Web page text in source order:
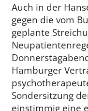
Auch in der
gegen die vom
geplante
Hamburger
Sondersitzung
einstimmig eine